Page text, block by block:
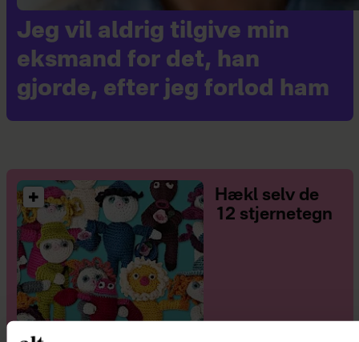
Jeg vil aldrig tilgive min
eksmand for det, han
gjorde, efter jeg forlod ham
Hækl selv de
12 stjernetegn